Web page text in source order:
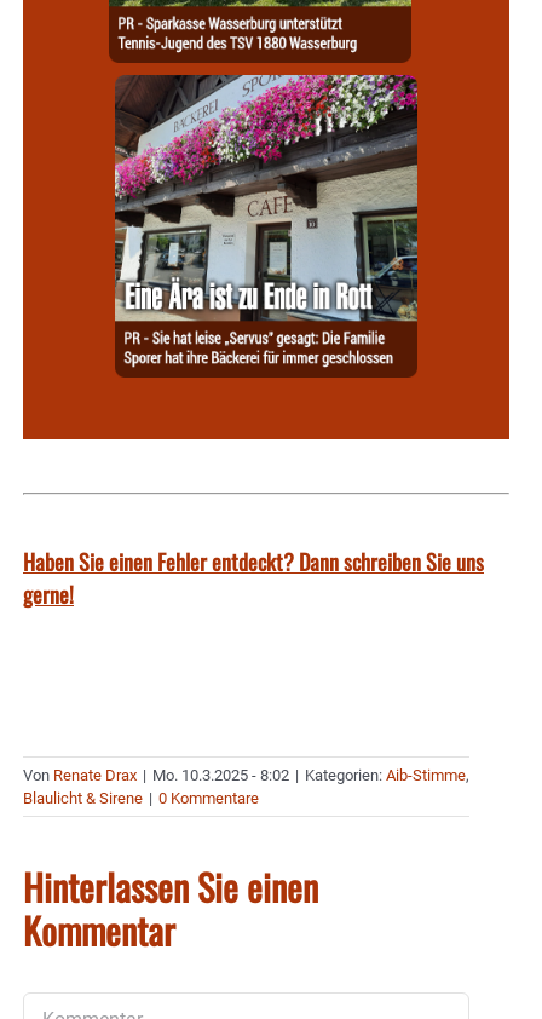
Haben Sie einen Fehler entdeckt? Dann schreiben Sie uns
gerne!
Von Renate Drax | Mo. 10.3.2025 - 8:02 | Kategorien: Aib-Stimme,
Blaulicht & Sirene | 0 Kommentare
Hinterlassen Sie einen
Kommentar